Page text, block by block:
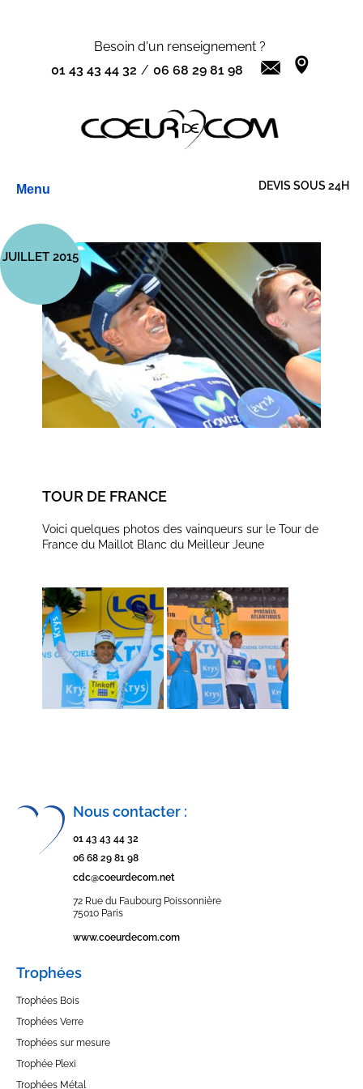
Besoin d'un renseignement ?
01 43 43 44 32 / 06 68 29 81 98
Menu DEVIS SOUS 24H
TOUR DE FRANCE
Voici quelques photos des vainqueurs sur le Tour de
France du Maillot Blanc du Meilleur Jeune
JUILLET 2015
Nous contacter :
01 43 43 44 32
06 68 29 81 98
cdc@coeurdecom.net
72 Rue du Faubourg Poissonnière
75010 Paris
www.coeurdecom.com
Trophées
Trophées Bois
Trophées Verre
Trophées sur mesure
Trophée Plexi
Trophées Métal